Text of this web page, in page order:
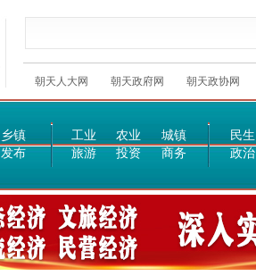
朝天人大网 朝天政府网 朝天政协网
乡镇
发布
工业 农业
城镇
旅游
投资 商务
民生
政治